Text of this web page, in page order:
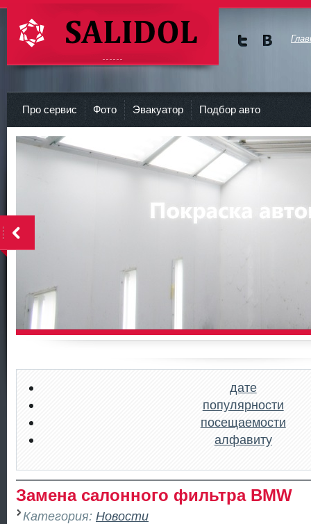
СТО Салидол | salidol в СПб и ЛО
Про сервис Фото Эвакуатор Подбор авто
дате
популярности
посещаемости
алфавиту
Замена салонного фильтра BMW
Категория: Новости